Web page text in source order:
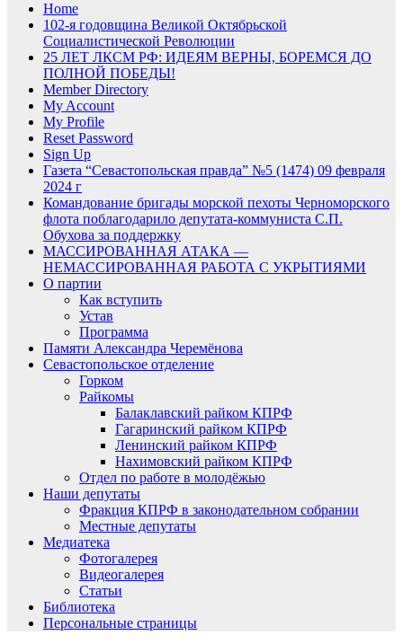
Home
102-я годовщина Великой Октябрьской
Социалистической Революции
25 ЛЕТ ЛКСМ РФ: ИДЕЯМ ВЕРНЫ, БОРЕМСЯ ДО
ПОЛНОЙ ПОБЕДЫ!
Member Directory
My Account
My Profile
Reset Password
Sign Up
Газета “Севастопольская правда” №5 (1474) 09 февраля
2024 г
Командование бригады морской пехоты Черноморского
флота поблагодарило депутата-коммуниста С.П.
Обухова за поддержку
МАССИРОВАННАЯ АТАКА —
НЕМАССИРОВАННАЯ РАБОТА С УКРЫТИЯМИ
О партии
Как вступить
Устав
Программа
Памяти Александра Черемёнова
Севастопольское отделение
Горком
Райкомы
Балаклавский райком КПРФ
Гагаринский райком КПРФ
Ленинский райком КПРФ
Нахимовский райком КПРФ
Отдел по работе в молодёжью
Наши депутаты
Фракция КПРФ в законодательном собрании
Местные депутаты
Медиатека
Фотогалерея
Видеогалерея
Статьи
Библиотека
Персональные страницы